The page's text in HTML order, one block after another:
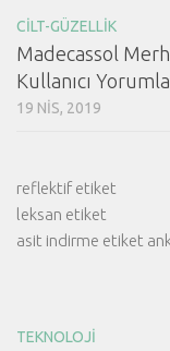
CILT-GÜZELLIK
Madecassol
Kullanıcı
19 NIS, 2019
reflektif etiket
leksan etiket
asit indirme etiket
TEKNOLOJI